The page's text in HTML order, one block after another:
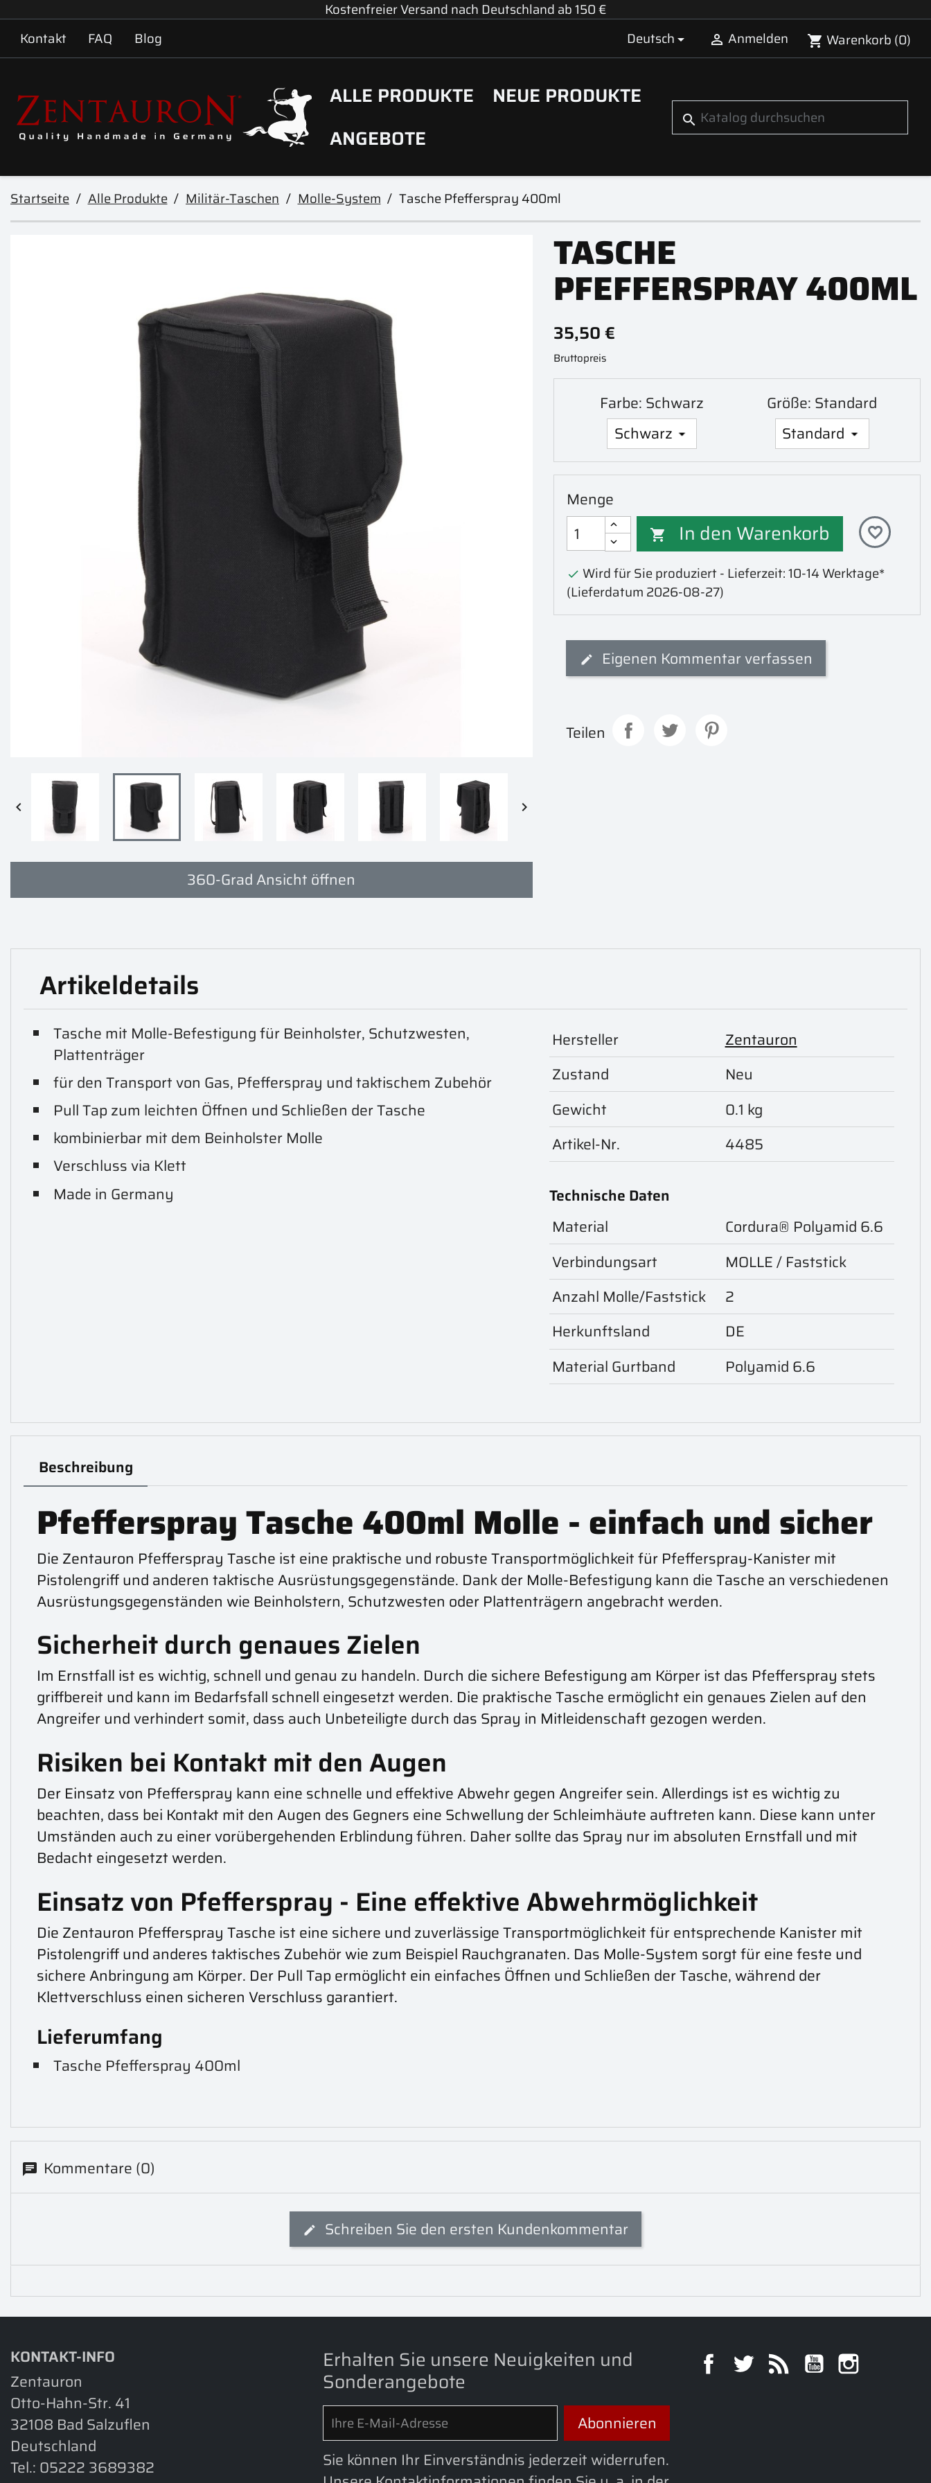
Kostenfreier Versand nach Deutschland ab 150 €
Kontakt
FAQ Blog Deutsch  Anmelden shopping_cart Warenkorb (0)
ALLE PRODUKTE
NEUE PRODUKTE
ANGEBOTE
search
Startseite Alle Produkte Militär-Taschen Molle-System Tasche Pfefferspray 400ml
 
360-Grad Ansicht öffnen
TASCHE
PFEFFERSPRAY 400ML
35,50 €
Bruttopreis
Farbe: Schwarz Größe: Standard
Menge
 In den Warenkorb favorite_border
 Wird für Sie produziert - Lieferzeit: 10-14 Werktage*
(Lieferdatum 2026-08-27)
Eigenen Kommentar verfassen
Teilen
Artikeldetails
Tasche mit Molle-Befestigung für Beinholster, Schutzwesten,
Plattenträger
für den Transport von Gas, Pfefferspray und taktischem Zubehör
Pull Tap zum leichten Öffnen und Schließen der Tasche
kombinierbar mit dem Beinholster Molle
Verschluss via Klett
Made in Germany
Hersteller
Zentauron
Zustand
Neu
Gewicht
0.1 kg
Artikel-Nr.
4485
Technische Daten
Material
Cordura® Polyamid 6.6
Verbindungsart
MOLLE / Faststick
Anzahl Molle/Faststick
2
Herkunftsland
DE
Material Gurtband
Polyamid 6.6
Beschreibung
Pfefferspray Tasche 400ml Molle - einfach und sicher
Die Zentauron Pfefferspray Tasche ist eine praktische und robuste Transportmöglichkeit für Pfefferspray-Kanister mit
Pistolengriff und anderen taktische Ausrüstungsgegenstände. Dank der Molle-Befestigung kann die Tasche an verschiedenen
Ausrüstungsgegenständen wie Beinholstern, Schutzwesten oder Plattenträgern angebracht werden.
Sicherheit durch genaues Zielen
Im Ernstfall ist es wichtig, schnell und genau zu handeln. Durch die sichere Befestigung am Körper ist das Pfefferspray stets
griffbereit und kann im Bedarfsfall schnell eingesetzt werden. Die praktische Tasche ermöglicht ein genaues Zielen auf den
Angreifer und verhindert somit, dass auch Unbeteiligte durch das Spray in Mitleidenschaft gezogen werden.
Risiken bei Kontakt mit den Augen
Der Einsatz von Pfefferspray kann eine schnelle und effektive Abwehr gegen Angreifer sein. Allerdings ist es wichtig zu
beachten, dass bei Kontakt mit den Augen des Gegners eine Schwellung der Schleimhäute auftreten kann. Diese kann unter
Umständen auch zu einer vorübergehenden Erblindung führen. Daher sollte das Spray nur im absoluten Ernstfall und mit
Bedacht eingesetzt werden.
Einsatz von Pfefferspray - Eine effektive Abwehrmöglichkeit
Die Zentauron Pfefferspray Tasche ist eine sichere und zuverlässige Transportmöglichkeit für entsprechende Kanister mit
Pistolengriff und anderes taktisches Zubehör wie zum Beispiel Rauchgranaten. Das Molle-System sorgt für eine feste und
sichere Anbringung am Körper. Der Pull Tap ermöglicht ein einfaches Öffnen und Schließen der Tasche, während der
Klettverschluss einen sicheren Verschluss garantiert.
Lieferumfang
Tasche Pfefferspray 400ml
Kommentare (0)
Schreiben Sie den ersten Kundenkommentar
KONTAKT-INFO
Zentauron
Otto-Hahn-Str. 41
32108 Bad Salzuflen
Deutschland
Tel.: 05222 3689382
Erhalten Sie unsere Neuigkeiten und
Sonderangebote
Sie können Ihr Einverständnis jederzeit widerrufen.
FacebookTwitterRSS YouTube